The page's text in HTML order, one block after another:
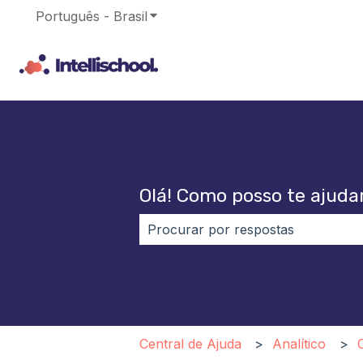
Português - Brasil Mostrar submenu para traduções
Olá! Como posso te
Central de Ajuda Analítico